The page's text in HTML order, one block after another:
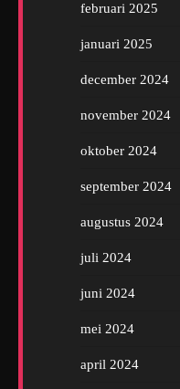
februari 2025
januari 2025
december 2024
november 2024
oktober 2024
september 2024
augustus 2024
juli 2024
juni 2024
mei 2024
april 2024